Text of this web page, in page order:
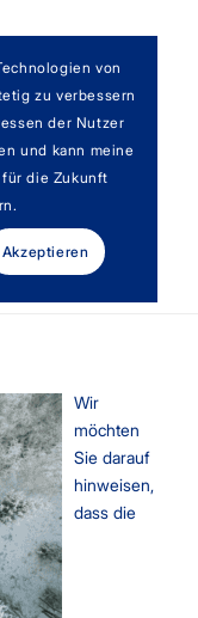
Wir
möchten
Sie darauf
hinweisen,
dass die
von
zu verbessern
der Nutzer
und kann meine
die Zukunft
Akzeptieren